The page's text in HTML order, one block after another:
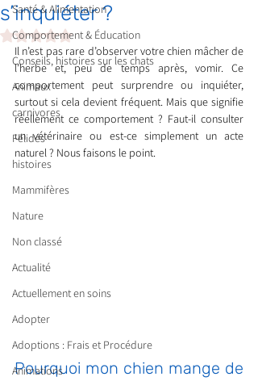
Santé & Alimentation
Comportement & Éducation
Conseils, histoires sur les chats
Animaux
carnivores
Félidés
histoires
Mammifères
Nature
Non classé
Actualité
Actuellement en soins
Adopter
Adoptions : Frais et Procédure
Animations
s’inquiéter ?
Noté NaN étoiles sur 5.
Il n’est pas rare d’observer votre chien mâcher de
l’herbe et, peu de temps après, vomir. Ce
comportement peut surprendre ou inquiéter,
surtout si cela devient fréquent. Mais que signifie
réellement ce comportement ? Faut-il consulter
un vétérinaire ou est-ce simplement un acte
naturel ? Nous faisons le point.
Pourquoi mon chien mange de